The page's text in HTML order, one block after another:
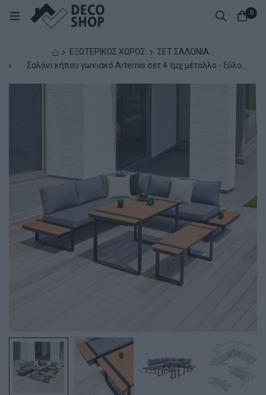
0
⌂ ΕΞΩΤΕΡΙΚΟΣ ΧΩΡΟΣ
ΣΕΤ ΣΑΛΟΝΙΑ
Σαλόνι κήπου γωνιακό Artemis σετ 4 τμχ μέταλλο - ξύλο